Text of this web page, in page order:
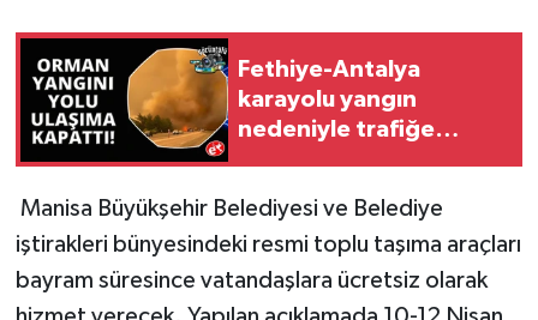
Fethiye-Antalya
karayolu yangın
nedeniyle trafiğe
Manisa Büyükşehir Belediyesi ve Belediye
iştirakleri bünyesindeki resmi toplu taşıma araçları
bayram süresince vatandaşlara ücretsiz olarak